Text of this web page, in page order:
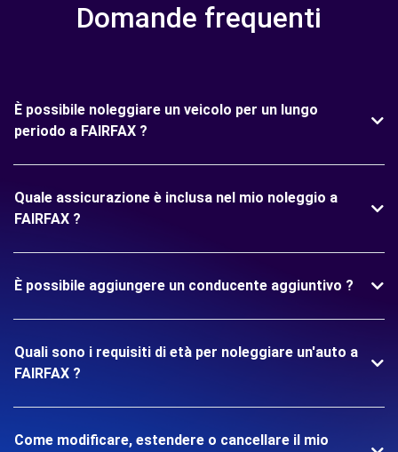
Domande frequenti
È possibile noleggiare un veicolo per un lungo
periodo a FAIRFAX ?
Quale assicurazione è inclusa nel mio noleggio a
FAIRFAX ?
È possibile aggiungere un conducente aggiuntivo ?
Quali sono i requisiti di età per noleggiare un'auto a
FAIRFAX ?
Come modificare, estendere o cancellare il mio